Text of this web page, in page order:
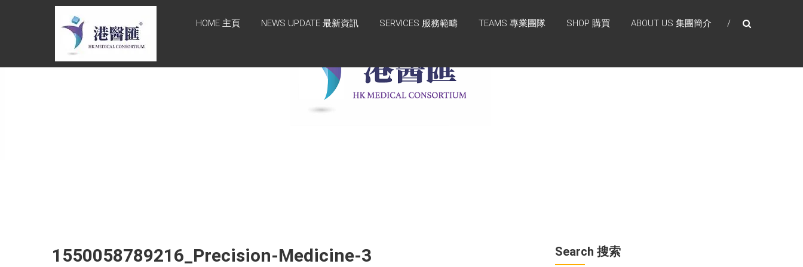
HONG KONG
MEDICAL
CONSORTIUM
至 Email:
enquiry@hkmcgroup.com
HOME 主頁 NEWS UPDATE 最新資訊 SERVICES 服務範疇 TEAMS 專業團隊 SHOP 購買 ABOUT US 集團簡介
1550058789216_Precision-Medicine-3 Search 搜索